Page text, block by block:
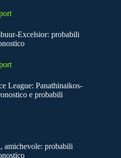
Excelsior: probabili
League: Panathinaikos-
e probabili
amichevole: probabili